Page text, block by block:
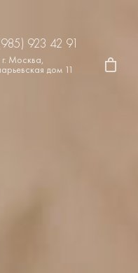
923 42 91
г. Москва,
дом 11